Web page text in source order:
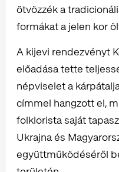
ötvözzék a
formákat a jelen kor
A kijevi rendezvényt
előadása tette
népviselet a
címmel hangzott el,
folklorista saját
Ukrajna és
együttműködéséről